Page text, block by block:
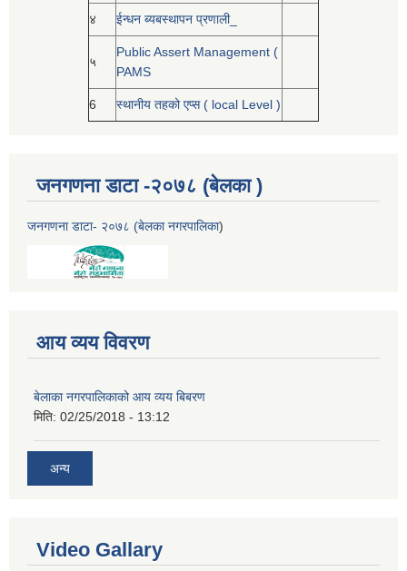
४ ईन्धन ब्यबस्थापन प्रणाली_
५
Public Assert Management (
PAMS
6 स्थानीय तहको एप्स ( local Level )
जनगणना डाटा -२०७८ (बेलका )
जनगणना डाटा- २०७८ (बेलका नगरपालिका)
आय व्यय विवरण
बेलाका नगरपालिकाको आय व्यय बिबरण
मिति: 02/25/2018 - 13:12
अन्य
Video Gallary